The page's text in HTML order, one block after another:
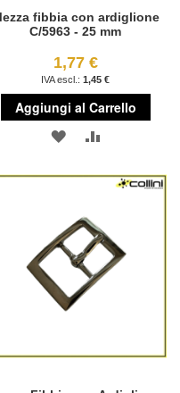
fibbia con ardiglione
C/5963 - 25 mm
1,77 €
1,45 €
Aggiungi al Carrello
AGGIUNGI
DESIDERI